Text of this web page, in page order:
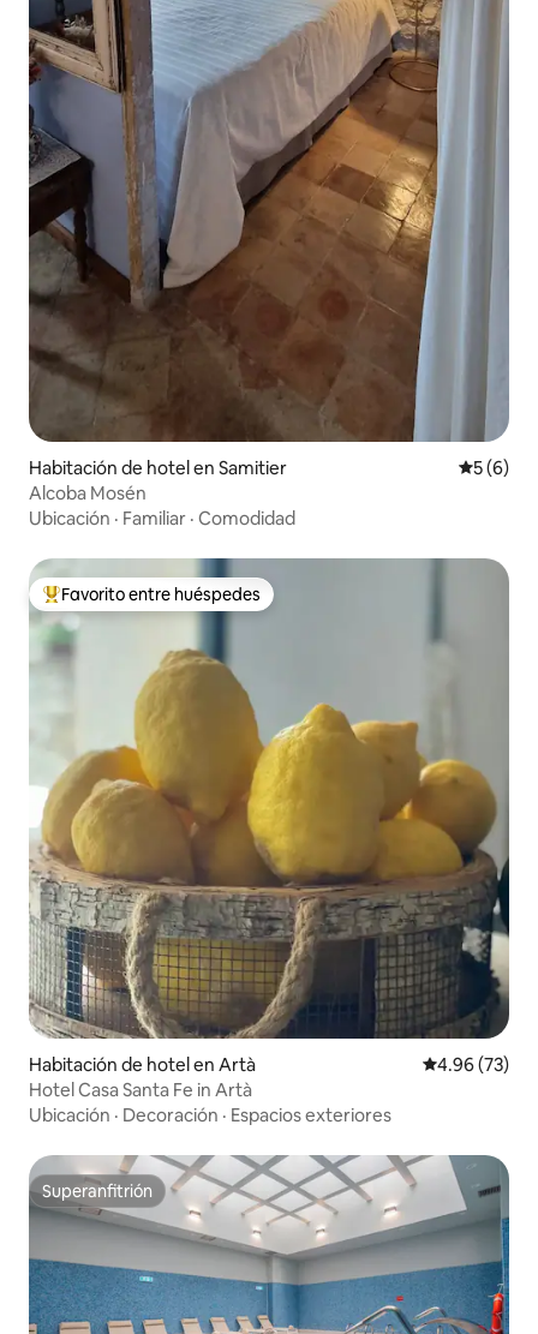
Habitación de hotel en Samitier
5 (6)
Alcoba Mosén
Ubicación · Familiar · Comodidad
De los mejores en Favorito entre huéspedes
Favorito entre huéspedes
Habitación de hotel en Artà Calificación
4.96 (73)
Hotel Casa Santa Fe in Artà
Ubicación · Decoración · Espacios exteriores
Superanfitrión
Superanfitrión